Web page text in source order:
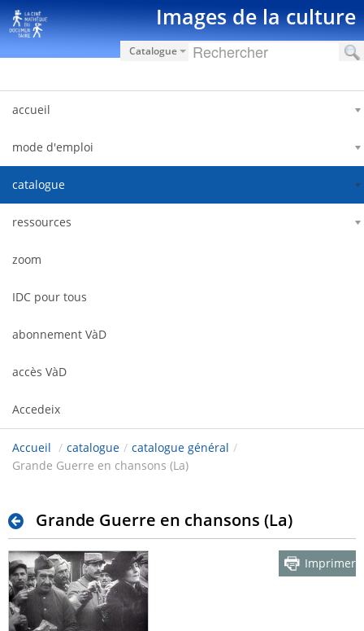
Salta al contigut Images de la culture
Catalogue
accueil
mode d'emploi
catalogue
ressources
zoom
IDC pour tous
abonnement VàD
accès VàD
Accedeix
Accueil / catalogue / catalogue général /
Grande Guerre en chansons (La)
Grande Guerre en chansons (La)
Imprimer